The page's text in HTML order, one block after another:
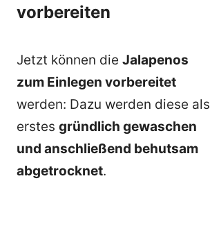
vorbereiten
Jetzt können die Jalapenos
zum Einlegen vorbereitet
werden: Dazu werden diese als
erstes gründlich gewaschen
und anschließend behutsam
abgetrocknet.